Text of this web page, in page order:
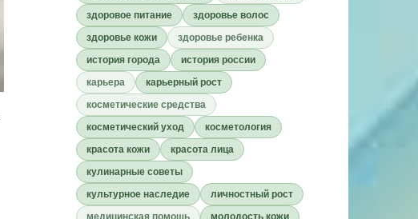
здоровое питание
здоровье волос
здоровье кожи
здоровье ребенка
история города
история россии
карьера
карьерный рост
косметические средства
косметический уход
косметология
красота кожи
красота лица
кулинарные советы
культурное наследие
личностный рост